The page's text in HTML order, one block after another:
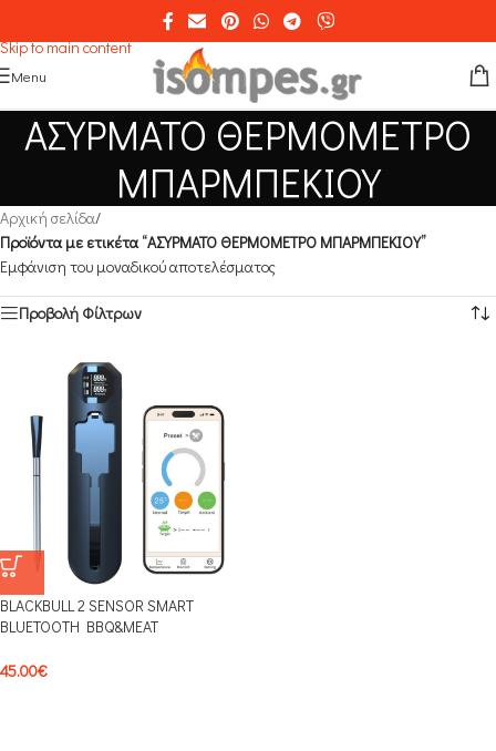
Skip to main content
Menu
ΑΣΥΡΜΑΤΟ ΘΕΡΜΟΜΕΤΡΟ
ΜΠΑΡΜΠΕΚΙΟΥ
Αρχική σελίδα/
Προϊόντα με ετικέτα “ΑΣΥΡΜΑΤΟ ΘΕΡΜΟΜΕΤΡΟ ΜΠΑΡΜΠΕΚΙΟΥ”
Εμφάνιση του μοναδικού αποτελέσματος
Προβολή Φίλτρων
BLACKBULL 2 SENSOR SMART
BLUETOOTH BBQ&ΜΕΑΤ
ΑΙΣΘΗΤΗΡΕΣ, ΕΝΔΕΙΞΕΙΣ ΨΗΤΟΥ ΚΑΙ
45.00€